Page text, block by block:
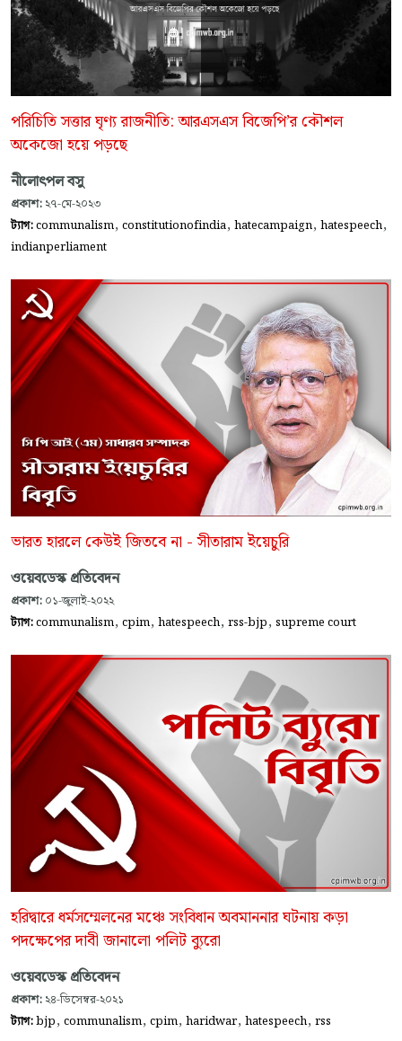
পরিচিতি সত্তার ঘৃণ্য রাজনীতি: আরএসএস বিজেপি’র কৌশল
অকেজো হয়ে পড়ছে
নীলোৎপল বসু
প্রকাশ: ২৭-মে-২০২৩
ট্যাগ:communalism, constitutionofindia, hatecampaign, hatespeech,
indianperliament
ভারত হারলে কেউই জিতবে না - সীতারাম ইয়েচুরি
ওয়েবডেস্ক প্রতিবেদন
প্রকাশ: ০১-জুলাই-২০২২
ট্যাগ:communalism, cpim, hatespeech, rss-bjp, supreme court
হরিদ্বারে ধর্মসম্মেলনের মঞ্চে সংবিধান অবমাননার ঘটনায় কড়া
পদক্ষেপের দাবী জানালো পলিট ব্যুরো
ওয়েবডেস্ক প্রতিবেদন
প্রকাশ: ২৪-ডিসেম্বর-২০২১
ট্যাগ:bjp, communalism, cpim, haridwar, hatespeech, rss